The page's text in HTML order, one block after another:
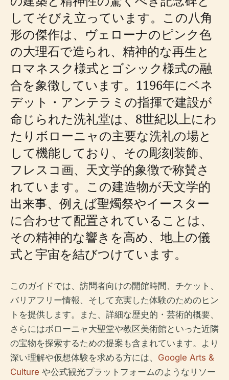
してそびえ立っています。この八角
形の傑作は、ヴェローナのピンク色
の大理石で造られ、精神的な再生と
ロマネスク様式とゴシック様式の融
合を象徴しています。1196年にベネ
デット・アンテラミの指揮で建設が
命じられた洗礼堂は、8世紀以上にわ
たりボローニャの主要な洗礼の場と
して機能しており、その彫刻装飾、
フレスコ画、天文学的象徴で称賛さ
れています。この建造物が天文学的
出来事、例えば聖燭祭やイースター
に合わせて配置されていることは、
その精神的な響きを高め、地上の儀
式と宇宙を結びつけています。
このガイドでは、訪問者向けの開館時間、チケット、
バリアフリー情報、そして充実した体験のためのヒン
トを提供します。また、詳細な歴史的・芸術的概要、
さらにはボローニャ大聖堂や教区美術館といった近隣
の宝物を探索するための提案も含まれています。より
深い理解や仮想体験を求める方には、 Google Arts &
Culture や公式観光プラットフォームのようなリソー